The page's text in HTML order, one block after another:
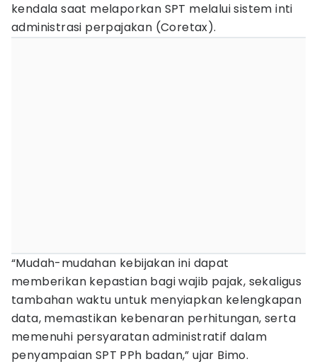
kendala saat melaporkan SPT melalui sistem inti
administrasi perpajakan (Coretax).
“Mudah-mudahan kebijakan ini dapat
memberikan kepastian bagi wajib pajak, sekaligus
tambahan waktu untuk menyiapkan kelengkapan
data, memastikan kebenaran perhitungan, serta
memenuhi persyaratan administratif dalam
penyampaian SPT PPh badan,” ujar Bimo.